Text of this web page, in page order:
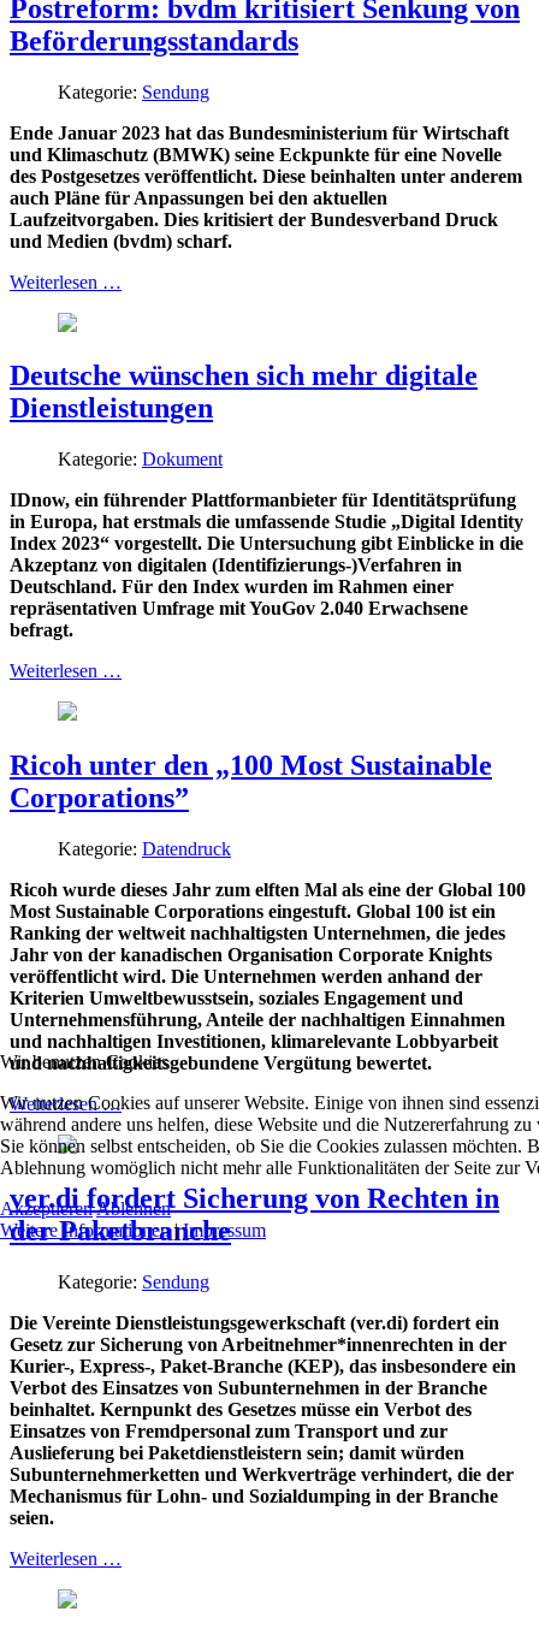
Postreform: bvdm kritisiert Senkung von
Beförderungsstandards
Kategorie: Sendung
Ende Januar 2023 hat das Bundesministerium für Wirtschaft
und Klimaschutz (BMWK) seine Eckpunkte für eine Novelle
des Postgesetzes veröffentlicht. Diese beinhalten unter anderem
auch Pläne für Anpassungen bei den aktuellen
Laufzeitvorgaben. Dies kritisiert der Bundesverband Druck
und Medien (bvdm) scharf.
Weiterlesen …
Deutsche wünschen sich mehr digitale
Dienstleistungen
Kategorie: Dokument
IDnow, ein führender Plattformanbieter für Identitätsprüfung
in Europa, hat erstmals die umfassende Studie „Digital Identity
Index 2023“ vorgestellt. Die Untersuchung gibt Einblicke in die
Akzeptanz von digitalen (Identifizierungs-)Verfahren in
Deutschland. Für den Index wurden im Rahmen einer
repräsentativen Umfrage mit YouGov 2.040 Erwachsene
befragt.
Weiterlesen …
Ricoh unter den „100 Most Sustainable
Corporations”
Kategorie: Datendruck
Ricoh wurde dieses Jahr zum elften Mal als eine der Global 100
Most Sustainable Corporations eingestuft. Global 100 ist ein
Ranking der weltweit nachhaltigsten Unternehmen, die jedes
Jahr von der kanadischen Organisation Corporate Knights
veröffentlicht wird. Die Unternehmen werden anhand der
Kriterien Umweltbewusstsein, soziales Engagement und
Unternehmensführung, Anteile der nachhaltigen Einnahmen
und nachhaltigen Investitionen, klimarelevante Lobbyarbeit
und nachhaltigkeitsgebundene Vergütung bewertet.
Weiterlesen …
ver.di fordert Sicherung von Rechten in
der Paketbranche
Kategorie: Sendung
Die Vereinte Dienstleistungsgewerkschaft (ver.di) fordert ein
Gesetz zur Sicherung von Arbeitnehmer*innenrechten in der
Kurier-, Express-, Paket-Branche (KEP), das insbesondere ein
Verbot des Einsatzes von Subunternehmen in der Branche
beinhaltet. Kernpunkt des Gesetzes müsse ein Verbot des
Einsatzes von Fremdpersonal zum Transport und zur
Auslieferung bei Paketdienstleistern sein; damit würden
Subunternehmerketten und Werkverträge verhindert, die der
Mechanismus für Lohn- und Sozialdumping in der Branche
seien.
Weiterlesen …
Wir benutzen Cookies
Wir nutzen Cookies auf unserer Website. Einige von ihnen sind
während andere uns helfen, diese Website und die Nutzererfahrung
Sie können selbst entscheiden, ob Sie die Cookies zulassen möchten.
Ablehnung womöglich nicht mehr alle Funktionalitäten der Seite zur
AkzeptierenAblehnen
Weitere Informationen|Impressum